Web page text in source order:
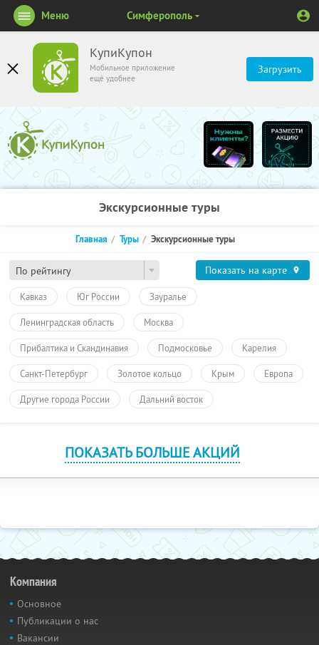
КупиКупон
Мобильное приложение
ещё удобнее
Загрузить
Меню Симферополь
Экскурсионные туры
По рейтингу
Главная Туры Экскурсионные туры
Показать на карте
Кавказ Юг России Зауралье
Ленинградская область Москва
Прибалтика и Скандинавия Подмосковье Карелия
Санкт-Петербург Золотое кольцо Крым Европа
Другие города России Дальний восток
ПОКАЗАТЬ БОЛЬШЕ АКЦИЙ
Компания
Основное
Публикации о нас
Вакансии